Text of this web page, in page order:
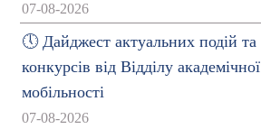
07-08-2026
🕔 Дайджест актуальних подій та
конкурсів від Відділу академічної
мобільності
07-08-2026